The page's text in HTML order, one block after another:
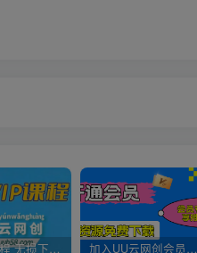
全网VIP课程 无损下载~ 加入UU云网创会员，全站资源免费学习。